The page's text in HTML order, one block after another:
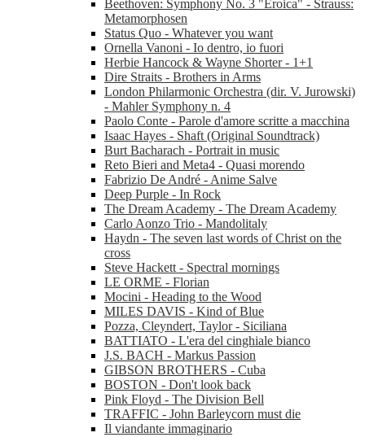
Beethoven: Symphony No. 3 "Eroica" - Strauss:
Metamorphosen
Status Quo - Whatever you want
Ornella Vanoni - Io dentro, io fuori
Herbie Hancock & Wayne Shorter - 1+1
Dire Straits - Brothers in Arms
London Philarmonic Orchestra (dir. V. Jurowski)
- Mahler Symphony n. 4
Paolo Conte - Parole d'amore scritte a macchina
Isaac Hayes - Shaft (Original Soundtrack)
Burt Bacharach - Portrait in music
Reto Bieri and Meta4 - Quasi morendo
Fabrizio De André - Anime Salve
Deep Purple - In Rock
The Dream Academy - The Dream Academy
Carlo Aonzo Trio - Mandolitaly
Haydn - The seven last words of Christ on the
cross
Steve Hackett - Spectral mornings
LE ORME - Florian
Mocini - Heading to the Wood
MILES DAVIS - Kind of Blue
Pozza, Cleyndert, Taylor - Siciliana
BATTIATO - L'era del cinghiale bianco
J.S. BACH - Markus Passion
GIBSON BROTHERS - Cuba
BOSTON - Don't look back
Pink Floyd - The Division Bell
TRAFFIC - John Barleycorn must die
Il viandante immaginario